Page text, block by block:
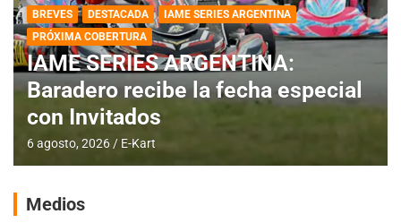
BREVES DESTACADA
IAME SERIES ARGENTINA
PRÓXIMA COBERTURA
IAME SERIES ARGENTINA:
Baradero recibe la fecha especial
con Invitados
6 agosto, 2026 E-Kart
Medios